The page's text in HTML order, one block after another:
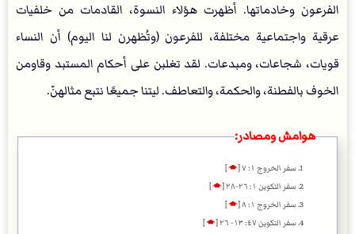
الفرعون وخادماتها. أظهرت هؤلاء النسوة، القادمات من خلفيات
عرقية واجتماعية مختلفة، للفرعون (وتُظهرن لنا اليوم) أن النساء
قويات، شجاعات، ومبدعات. لقد تغلبن على أحكام المستبد وقاومن
الخوف بالفطنة، والحكمة، والتعاطف. ليتنا جميعًا نتبع مثالهنّ.
هوامش ومصادر:
سفر الخروج ١: ٧ [
🡁
]
سفر التكوين ١: ٢٦-٢٨
[
🡁
]
سفر الخروج ١: ٨
[
🡁
]
سفر التكوين ٤٧: ١٣- ٢٦
[
🡁
]